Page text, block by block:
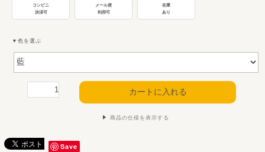
コンビニ
決済可
メール便
利用可
在庫
あり
▼色を選ぶ
商品の仕様を表示する
Save